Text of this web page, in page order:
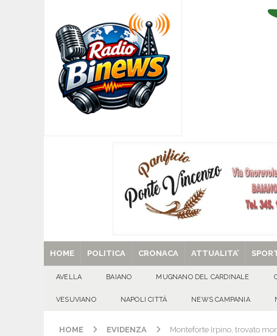
[ 08/08/2026 ] POLLENA TROCCHIA (NA).
sul fronte dell’edilizia scolastica
[ 08/08/2026 ] U.S. Avellino. Claudio Manzi
[ 08/08/2026 ] Forino (AV): Sale l’attesa per il
patronali
[ 08/08/2026 ] Mugnano del Cardinale,
ATTUALITA'
[ 29/08/2025 ] SANT’Oggi. Venerdì 29 agosto
HOME POLITICA CRONACA ATTUALITA’
AVELLA BAIANO MUGNANO DEL CARDINALE
VESUVIANO NAPOLI CITTÀ NEWS CAMPANIA
HOME EVIDENZA Monteforte Irpino, trovato